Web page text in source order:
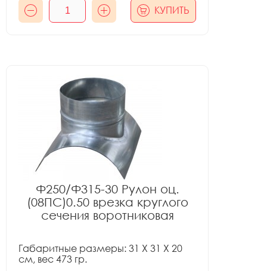
КУПИТЬ
Ф250/Ф315-30 Рулон оц.
(08ПС)0.50 врезка круглого
сечения воротниковая
Габаритные размеры: 31 X 31 X 20
см, вес 473 гр.